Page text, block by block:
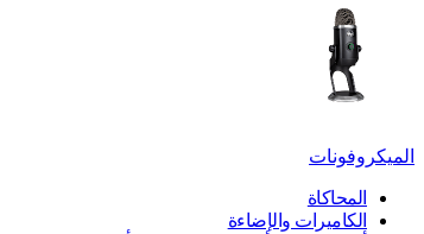
الميكروفونات
المحاكاة
الكاميرات والإضاءة